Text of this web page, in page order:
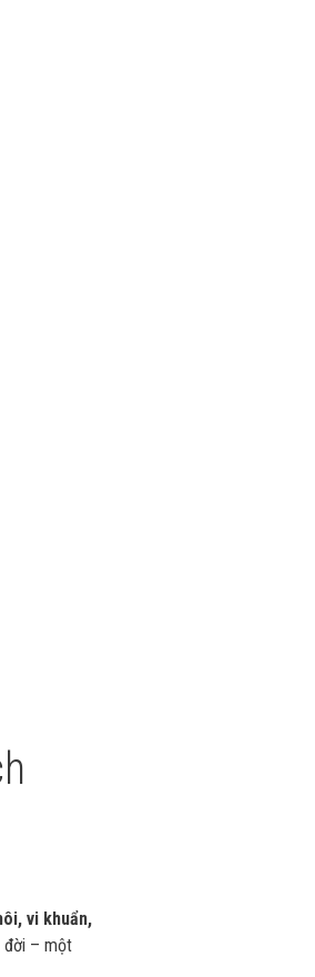
vi khuẩn,
đời – một